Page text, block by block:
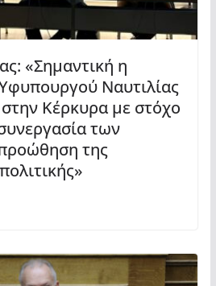
«Σημαντική η
Ναυτιλίας
Κέρκυρα με στόχο
των
της